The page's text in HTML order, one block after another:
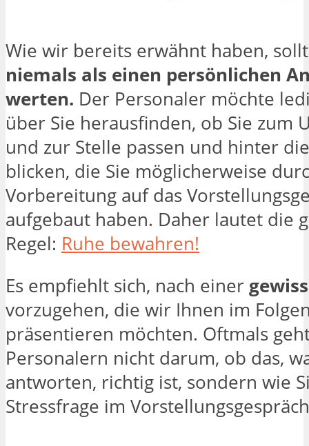
Wie wir bereits erwähnt haben,
niemals als einen persönlichen
werten. Der Personaler möchte
über Sie herausfinden, ob Sie zum
und zur Stelle passen und hinter
blicken, die Sie möglicherweise
Vorbereitung auf das
aufgebaut haben. Daher lautet die
Regel: Ruhe bewahren!
Es empfiehlt sich, nach einer
vorzugehen, die wir Ihnen im
präsentieren möchten. Oftmals
Personalern nicht darum, ob das,
antworten, richtig ist, sondern wie
Stressfrage im